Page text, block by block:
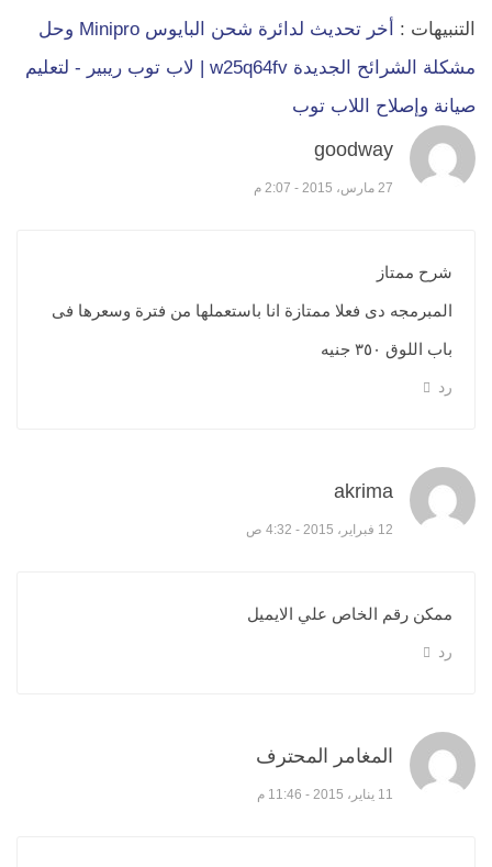
التنبيهات :
أخر تحديث لدائرة شحن البايوس Minipro وحل
مشكلة الشرائح الجديدة w25q64fv | لاب توب ريبير - لتعليم
صيانة وإصلاح اللاب توب
goodway
27 مارس، 2015 - 2:07 م
شرح ممتاز
المبرمجه دى فعلا ممتازة انا باستعملها من فترة وسعرها فى
باب اللوق ٣٥٠ جنيه
رد
akrima
12 فبراير، 2015 - 4:32 ص
ممكن رقم الخاص علي الايميل
رد
المغامر المحترف
11 يناير، 2015 - 11:46 م